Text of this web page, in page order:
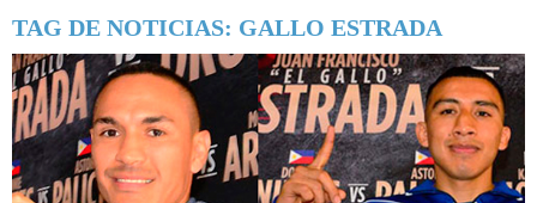
TAG DE NOTICIAS: GALLO ESTRADA